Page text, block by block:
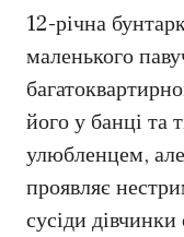
12-річна
маленького
його у банці та
улюбленцем,
проявляє
сусіди